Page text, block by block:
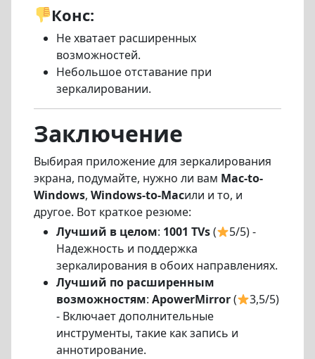
Конс:
Не хватает расширенных
возможностей.
Небольшое отставание при
зеркалировании.
Заключение
Выбирая приложение для зеркалирования
экрана, подумайте, нужно ли вам Mac-to-
Windows, Windows-to-Macили и то, и
другое. Вот краткое резюме:
Лучший в целом: 1001 TVs(
5/5) -
Надежность и поддержка
зеркалирования в обоих направлениях.
Лучший по расширенным
возможностям: ApowerMirror(
3,5/5)
- Включает дополнительные
инструменты, такие как запись и
аннотирование.